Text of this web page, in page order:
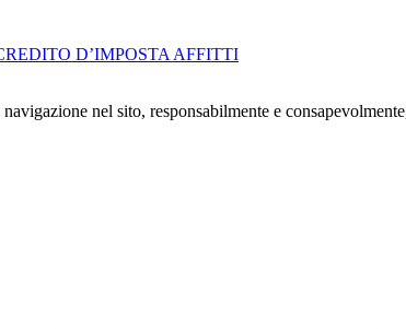
D’IMPOSTA AFFITTI
nel sito, responsabilmente e